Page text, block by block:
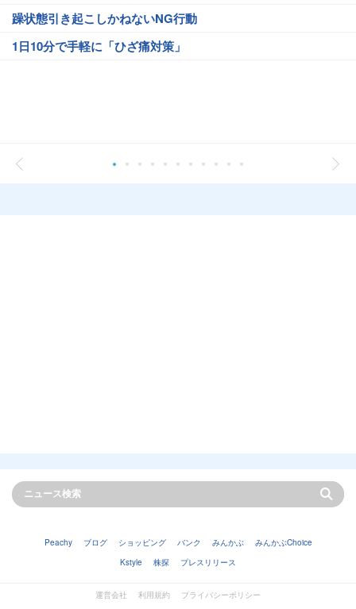
躁状態引き起こしかねないNG行動
1日10分で手軽に「ひざ痛対策」
Peachy ブログ ショッピング バンク みんかぶ
みんかぶChoice
Kstyle
株探 プレスリリース
運営会社 利用規約
プライバシーポリシー